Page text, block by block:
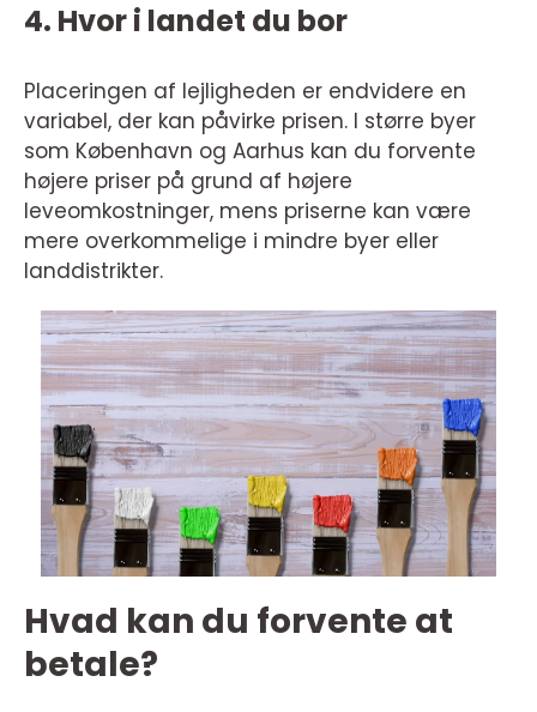
4. Hvor i landet du bor
Placeringen af lejligheden er endvidere en
variabel, der kan påvirke prisen. I større byer
som København og Aarhus kan du forvente
højere priser på grund af højere
leveomkostninger, mens priserne kan være
mere overkommelige i mindre byer eller
landdistrikter.
Hvad kan du forvente at
betale?